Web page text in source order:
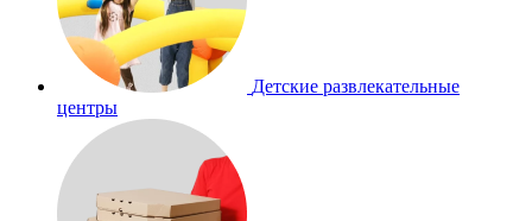
Детские развлекательные
центры